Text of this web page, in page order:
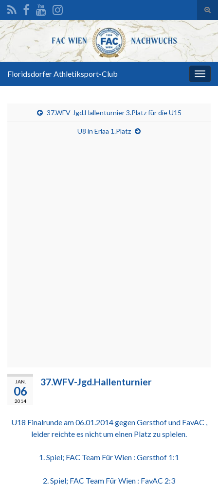
Search for:
Floridsdorfer Athletiksport-Club
37.WFV-Jgd.Hallenturnier 3.Platz für die U15
U8 in Erlaa 1.Platz
JAN.
06
2014
37.WFV-Jgd.Hallenturnier
U18 Finalrunde am 06.01.2014 gegen Gersthof und FavAC ,
leider reichte es nicht um einen Platz zu spielen.
1. Spiel; FAC Team Für Wien : Gersthof 1:1
2. Spiel; FAC Team Für Wien : FavAC 2:3